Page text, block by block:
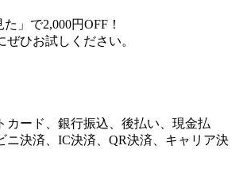
た」で2,000円OFF！
ぜひお試しください。
カード、銀行振込、後払い、現金払
ニ決済、IC決済、QR決済、キャリア決